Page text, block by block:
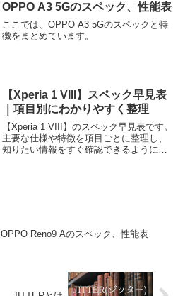
OPPO A3 5Gのスペック、性能表
ここでは、OPPO A3 5Gのスペックと特
徴をまとめています。
【Xperia 1 VIII】スペック早見表
｜項目別にわかりやすく整理
【Xperia 1 VIII】のスペック早見表です。
主要な仕様や特徴を項目ごとに整理し、
知りたい情報をすぐ確認できるようにま
OPPO Reno9 Aのスペック、性能表